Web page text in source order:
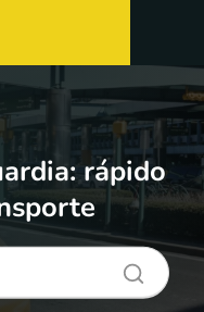
rápido